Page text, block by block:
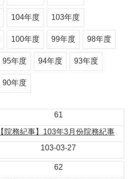
104年度 103年度
100年度 99年度 98年度
95年度 94年度 93年度
90年度
61
【院務紀事】103年3月份院務紀事
103-03-27
62